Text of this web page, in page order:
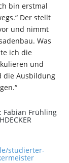
bin erstmal
Der stellt
und nimmt
Was
ich die
und
die Ausbildung
Fabian Frühling
studierter-